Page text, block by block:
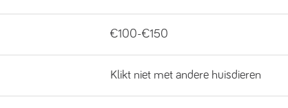
€100-€150
Klikt niet met andere huisdieren